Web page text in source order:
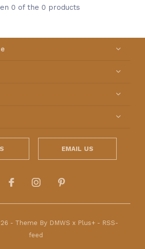
0 of the 0 products
EMAIL US
- Theme By DMWS x Plus+- RSS-
feed